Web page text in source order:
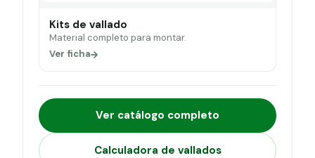
Kits de vallado
Material completo para montar.
Ver ficha
Ver catálogo completo
Calculadora de vallados